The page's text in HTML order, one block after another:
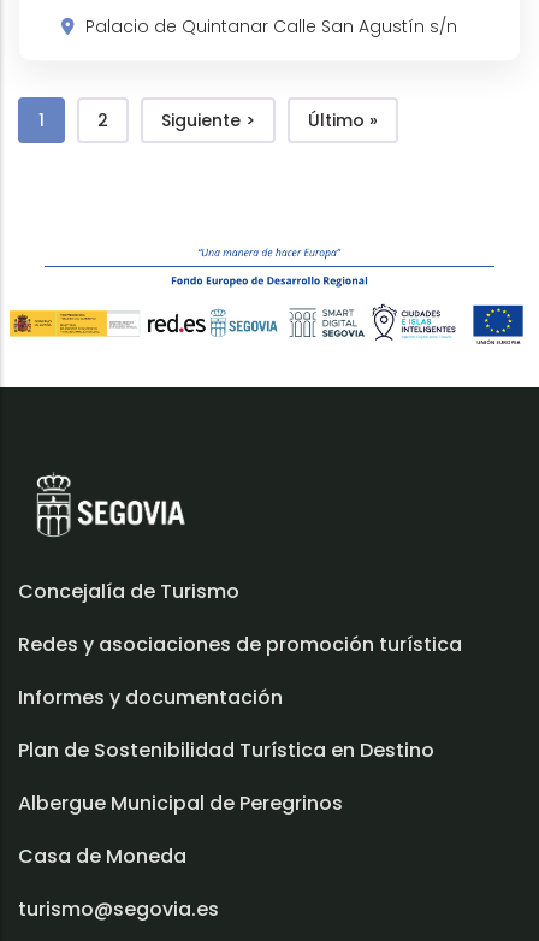
Palacio de Quintanar Calle San Agustín s/n
Pagination
Page courante
1 Página
2 Page suivante
Siguiente > Dernière page
Último »
Concejalía de Turismo
Redes y asociaciones de promoción turística
Informes y documentación
Plan de Sostenibilidad Turística en Destino
Albergue Municipal de Peregrinos
Casa de Moneda
turismo@segovia.es